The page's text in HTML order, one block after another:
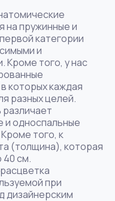
на пружинные и
категории
и
Кроме того, у нас
которых каждая
разных целей.
и односпальные
того, к
(толщина), которая
40 см.
при
дизайнерским